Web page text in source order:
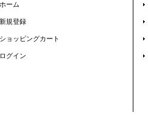
ホーム
新規登録
ショッピングカート
ログイン